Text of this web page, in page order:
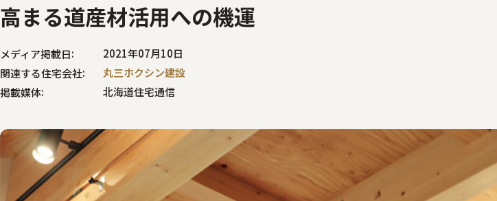
高まる道産材活用への機運
メディア掲載日
2021年07月10日
関連する住宅会社
丸三ホクシン建設
掲載媒体
北海道住宅通信